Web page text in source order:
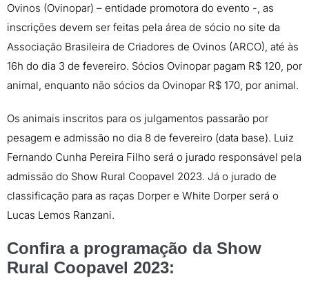
Ovinos (Ovinopar) – entidade promotora do evento -, as
inscrições devem ser feitas pela área de sócio no site da
Associação Brasileira de Criadores de Ovinos (ARCO), até às
16h do dia 3 de fevereiro. Sócios Ovinopar pagam R$ 120, por
animal, enquanto não sócios da Ovinopar R$ 170, por animal.
Os animais inscritos para os julgamentos passarão por
pesagem e admissão no dia 8 de fevereiro (data base). Luiz
Fernando Cunha Pereira Filho será o jurado responsável pela
admissão do Show Rural Coopavel 2023. Já o jurado de
classificação para as raças Dorper e White Dorper será o
Lucas Lemos Ranzani.
Confira a programação da Show
Rural Coopavel 2023: